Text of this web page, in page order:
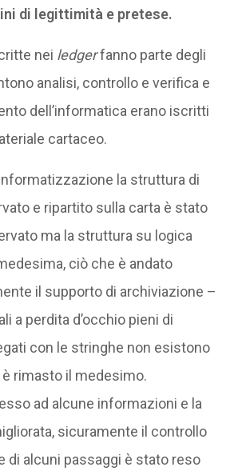
di legittimità e pretese.
nei ledgerfanno parte degli
analisi, controllo e verifica e
dell’informatica erano iscritti
cartaceo.
la struttura di
e ripartito sulla carta è stato
ma la struttura su logica
ciò che è andato
il supporto di archiviazione –
a perdita d’occhio pieni di
con le stringhe non esistono
rimasto il medesimo.
ad alcune informazioni e la
sicuramente il controllo
di alcuni passaggi è stato reso